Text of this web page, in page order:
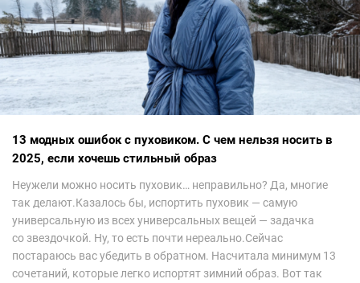
13 модных ошибок с пуховиком. С чем нельзя носить в
2025, если хочешь стильный образ
Неужели можно носить пуховик… неправильно? Да, многие
так делают.Казалось бы, испортить пуховик — самую
универсальную из всех универсальных вещей — задачка
со звездочкой. Ну, то есть почти нереально.Сейчас
постараюсь вас убедить в обратном. Насчитала минимум 13
сочетаний, которые легко испортят зимний образ. Вот так